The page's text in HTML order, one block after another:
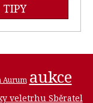
Aurum aukce
veletrhu Sběratel